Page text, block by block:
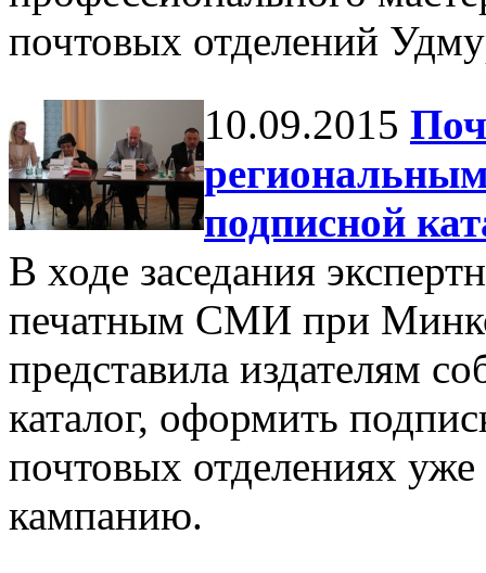
почтовых отделений
10.09.2015
подписной
В ходе заседания
печатным СМИ при
представила издателям
каталог, оформить
почтовых отделениях
кампанию.